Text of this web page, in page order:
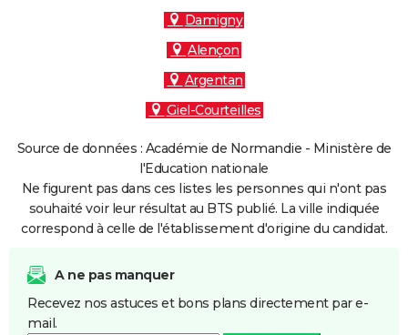
Damigny
Alençon
Argentan
Giel-Courteilles
Source de données : Académie de Normandie - Ministère de
l'Education nationale
Ne figurent pas dans ces listes les personnes qui n'ont pas
souhaité voir leur résultat au BTS publié. La ville indiquée
correspond à celle de l'établissement d'origine du candidat.
A ne pas manquer
Recevez nos astuces et bons plans directement par e-
mail.